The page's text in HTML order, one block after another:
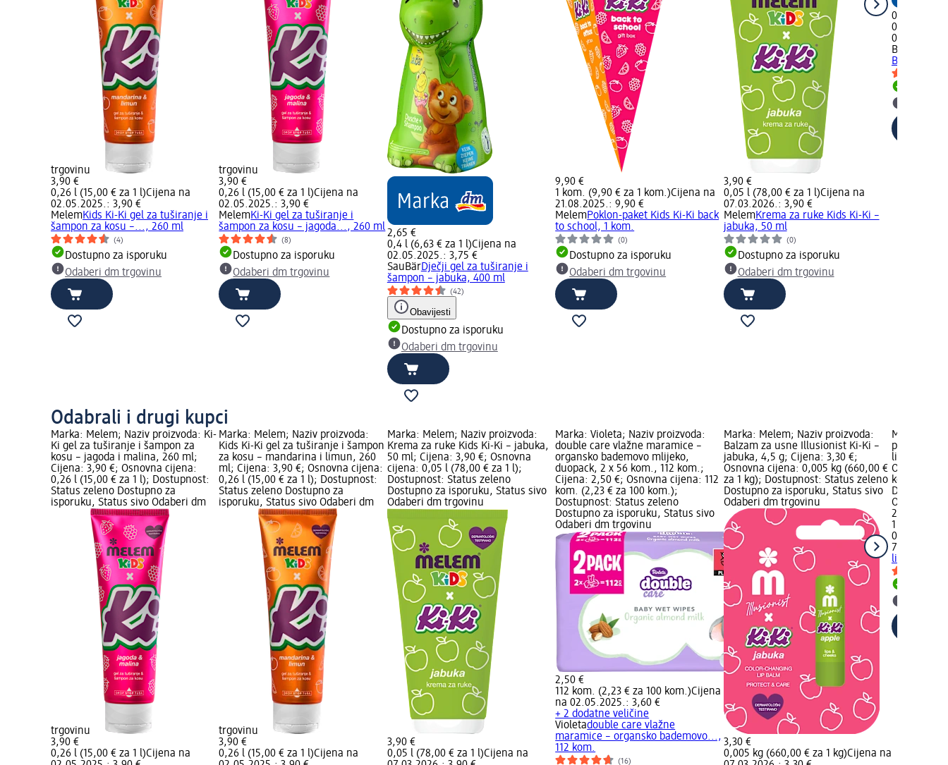
trgovinu
3,90 €
0,26 l (15,00 € za 1 l)Cijena na
02.05.2025.: 3,90 €
MelemKids Ki-Ki gel za tuširanje i
šampon za kosu –..., 260 ml
(4)
Dostupno za isporuku
Odaberi dm trgovinu
trgovinu
3,90 €
0,26 l (15,00 € za 1 l)Cijena na
02.05.2025.: 3,90 €
MelemKi-Ki gel za tuširanje i
šampon za kosu – jagoda..., 260 ml
(8)
Dostupno za isporuku
Odaberi dm trgovinu
2,65 €
0,4 l (6,63 € za 1 l)Cijena na
02.05.2025.: 3,75 €
SauBärDječji gel za tuširanje i
šampon – jabuka, 400 ml
(42)
Obavijesti
Dostupno za isporuku
Odaberi dm trgovinu
9,90 €
1 kom. (9,90 € za 1 kom.)Cijena na
21.08.2025.: 9,90 €
MelemPoklon-paket Kids Ki-Ki back
to school, 1 kom.
(0)
Dostupno za isporuku
Odaberi dm trgovinu
3,90 €
0,05 l (78,00 € za 1 l)Cijena na
07.03.2026.: 3,90 €
MelemKrema za ruke Kids Ki-Ki –
jabuka, 50 ml
(0)
Dostupno za isporuku
Odaberi dm trgovinu
0,70 €
0,05 l
Balea
Better
Odabrali i drugi kupci
Marka: Melem; Naziv proizvoda: Ki-
Ki gel za tuširanje i šampon za
kosu – jagoda i malina, 260 ml;
Cijena: 3,90 €; Osnovna cijena:
0,26 l (15,00 € za 1 l); Dostupnost:
Status zeleno Dostupno za
isporuku, Status sivo Odaberi dm
trgovinu
3,90 €
0,26 l (15,00 € za 1 l)Cijena na
Marka: Melem; Naziv proizvoda:
Kids Ki-Ki gel za tuširanje i šampon
za kosu – mandarina i limun, 260
ml; Cijena: 3,90 €; Osnovna cijena:
0,26 l (15,00 € za 1 l); Dostupnost:
Status zeleno Dostupno za
isporuku, Status sivo Odaberi dm
trgovinu
3,90 €
0,26 l (15,00 € za 1 l)Cijena na
Marka: Melem; Naziv proizvoda:
Krema za ruke Kids Ki-Ki – jabuka,
50 ml; Cijena: 3,90 €; Osnovna
cijena: 0,05 l (78,00 € za 1 l);
Dostupnost: Status zeleno
Dostupno za isporuku, Status sivo
Odaberi dm trgovinu
3,90 €
0,05 l (78,00 € za 1 l)Cijena na
Marka: Violeta; Naziv proizvoda:
double care vlažne maramice –
organsko bademovo mlijeko,
duopack, 2 x 56 kom., 112 kom.;
Cijena: 2,50 €; Osnovna cijena: 112
kom. (2,23 € za 100 kom.);
Dostupnost: Status zeleno
Dostupno za isporuku, Status sivo
Odaberi dm trgovinu
2,50 €
112 kom. (2,23 € za 100 kom.)Cijena
na 02.05.2025.: 3,60 €
+ 2 dodatne veličine
Violetadouble care vlažne
maramice – organsko bademovo...,
112 kom.
(16)
Marka: Melem; Naziv proizvoda:
Balzam za usne Illusionist Ki-Ki –
jabuka, 4,5 g; Cijena: 3,30 €;
Osnovna cijena: 0,005 kg (660,00 €
za 1 kg); Dostupnost: Status zeleno
Dostupno za isporuku, Status sivo
Odaberi dm trgovinu
3,30 €
0,005 kg (660,00 € za 1 kg)Cijena na
Marka: 7th
proizvoda:
lice, 1
Osnovna
kom.);
Dostupno
Odaberi
2,50 €
1 kom.
7th Heaven
lice, 1 kom.